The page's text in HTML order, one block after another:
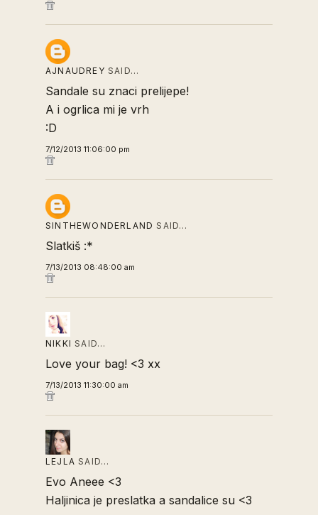
AJNAUDREY SAID…
Sandale su znaci prelijepe!
A i ogrlica mi je vrh
:D
7/12/2013 11:06:00 pm
SINTHEWONDERLAND SAID…
Slatkiš :*
7/13/2013 08:48:00 am
NIKKI SAID…
Love your bag! <3 xx
7/13/2013 11:30:00 am
LEJLA SAID…
Evo Aneee <3
Haljinica je preslatka a sandalice su <3